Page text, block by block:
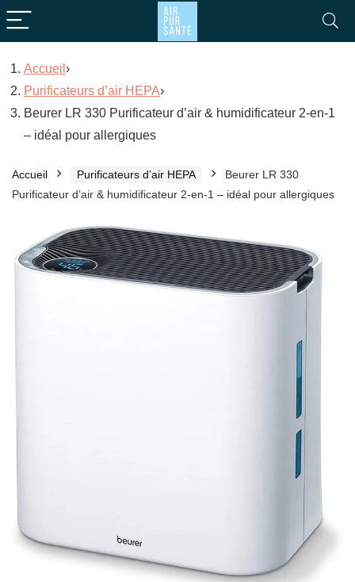
Accueil ›
Purificateurs d’air HEPA›
Beurer LR 330 Purificateur d’air & humidificateur 2-en-1
– idéal pour allergiques
Accueil Purificateurs d’air HEPA
Beurer LR 330
Purificateur d’air & humidificateur 2-en-1 – idéal pour allergiques